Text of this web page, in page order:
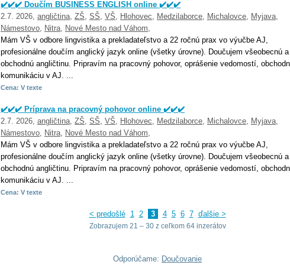
✔️✔️✔️ Doučím BUSINESS ENGLISH online ✔️✔️✔️
2.7. 2026, angličtina, ZŠ, SŠ, VŠ, Hlohovec, Medzilaborce, Michalovce, Myjava,
Námestovo, Nitra, Nové Mesto nad Váhom,
Mám VŠ v odbore lingvistika a prekladateľstvo a 22 ročnú prax vo výučbe AJ,
profesionálne doučím anglický jazyk online (všetky úrovne). Doučujem všeobecnú a
obchodnú angličtinu. Pripravím na pracovný pohovor, oprášenie vedomostí,
komunikáciu v AJ. ...
Cena: V texte
✔️✔️✔️ Príprava na pracovný pohovor online ✔️✔️✔️
2.7. 2026, angličtina, ZŠ, SŠ, VŠ, Hlohovec, Medzilaborce, Michalovce, Myjava,
Námestovo, Nitra, Nové Mesto nad Váhom,
Mám VŠ v odbore lingvistika a prekladateľstvo a 22 ročnú prax vo výučbe AJ,
profesionálne doučím anglický jazyk online (všetky úrovne). Doučujem všeobecnú a
obchodnú angličtinu. Pripravím na pracovný pohovor, oprášenie vedomostí,
komunikáciu v AJ. ...
Cena: V texte
< predošlé 1 2 3 4 5 6 7 ďalšie >
Zobrazujem 21 – 30 z ceľkom 64 inzerátov
Odporúčame: Doučovanie